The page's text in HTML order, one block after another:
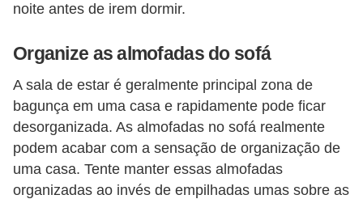
noite antes de irem dormir.
Organize as almofadas do sofá
A sala de estar é geralmente principal zona de
bagunça em uma casa e rapidamente pode ficar
desorganizada. As almofadas no sofá realmente
podem acabar com a sensação de organização de
uma casa. Tente manter essas almofadas
organizadas ao invés de empilhadas umas sobre as